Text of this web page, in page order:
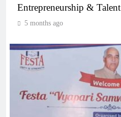
Entrepreneurship & Talent
5 months ago